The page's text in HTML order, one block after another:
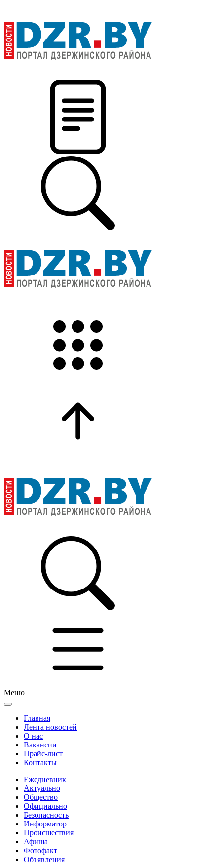
Меню
Главная
Лента новостей
О нас
Вакансии
Прайс-лист
Контакты
Ежедневник
Актуально
Общество
Официально
Безопасность
Информатор
Происшествия
Афиша
Фотофакт
Объявления